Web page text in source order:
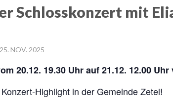
Schlosskonzert mit
POSTED
25. NOV. 2025
20.12. 19.30 Uhr auf 21.12. 12.00
Highlight in der Gemeinde Zetel!